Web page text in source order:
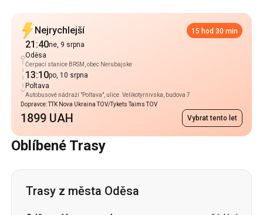
po, 10 srpna
Poltava
Autobusové nádraží "Poltava", ulice. Velikotyrnivska, budova 7
Dopravce: TTK Nova Ukraina TOV/Tykets Taims TOV
1899 UAH
Oblíbené Trasy
Voznesensk
Oděsa-Stryj